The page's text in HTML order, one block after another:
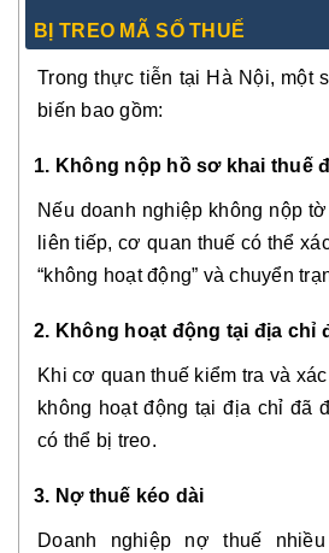
BỊ TREO MÃ SỐ THUẾ
Trong thực tiễn tại Hà Nội, một
biến bao gồm:
1. Không nộp hồ sơ khai thuế
Nếu doanh nghiệp không nộp
liên tiếp, cơ quan thuế có thể
“không hoạt động” và chuyển
2. Không hoạt động tại địa chỉ
Khi cơ quan thuế kiểm tra và
không hoạt động tại địa chỉ đã
có thể bị treo.
3. Nợ thuế kéo dài
Doanh nghiệp nợ thuế